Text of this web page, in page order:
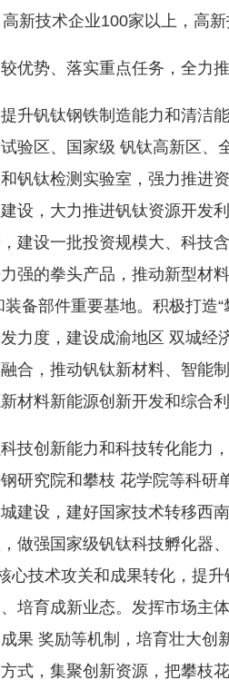
新技术企业100家以上，高
势、落实重点任务，全力推
钒钛钢铁制造能力和清洁能
验区、国家级 钒钛高新区、
钒钛检测实验室，强力推进
设，大力推进钒钛资源开发
建设一批投资规模大、科技
强的拳头产品，推动新型材
备部件重要基地。积极打造
力度，建设成渝地区 双城经
合，推动钒钛新材料、智能
材料新能源创新开发和综合
创新能力和科技转化能力，
研究院和攀枝 花学院等科
建设，建好国家技术转移西
做强国家级钒钛科技孵化器
心技术攻关和成果转化，提
培育成新业态。发挥市场主
果 奖励等机制，培育壮大
式，集聚创新资源，把攀枝